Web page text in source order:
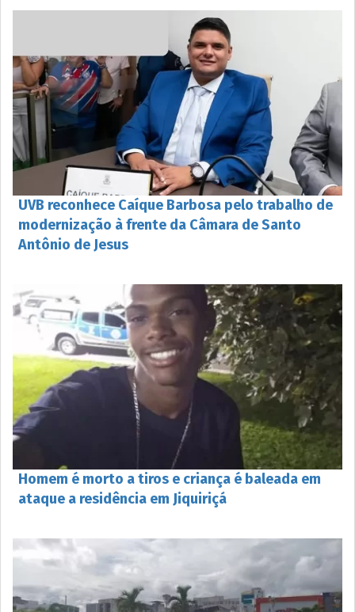
UVB reconhece Caíque Barbosa pelo trabalho de
modernização à frente da Câmara de Santo
Antônio de Jesus
Homem é morto a tiros e criança é baleada em
ataque a residência em Jiquiriçá